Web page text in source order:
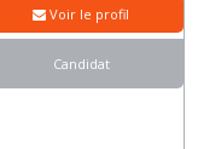
Voir le profil
Candidat